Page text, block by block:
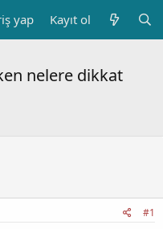
yap Kayıt ol
nelere dikkat
#1